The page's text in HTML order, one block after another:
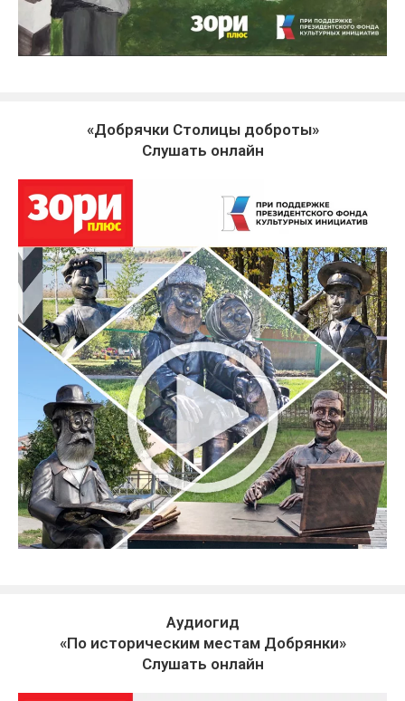
«Добрячки Столицы доброты»
Слушать онлайн
Аудиогид
«По историческим местам Добрянки»
Слушать онлайн